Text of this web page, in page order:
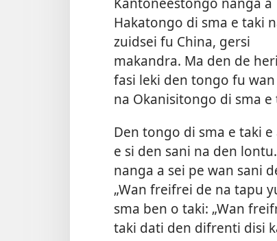
Hakatongo di sma e taki
zuidsei fu China, gersi
makandra. Ma den de
fasi leki den tongo fu wan
na Okanisitongo di sma e
Den tongo di sma e taki
e si den sani na den
nanga a sei pe wan sani
„Wan freifrei de na tapu
sma ben o taki: „Wan
taki dati den difrenti disi